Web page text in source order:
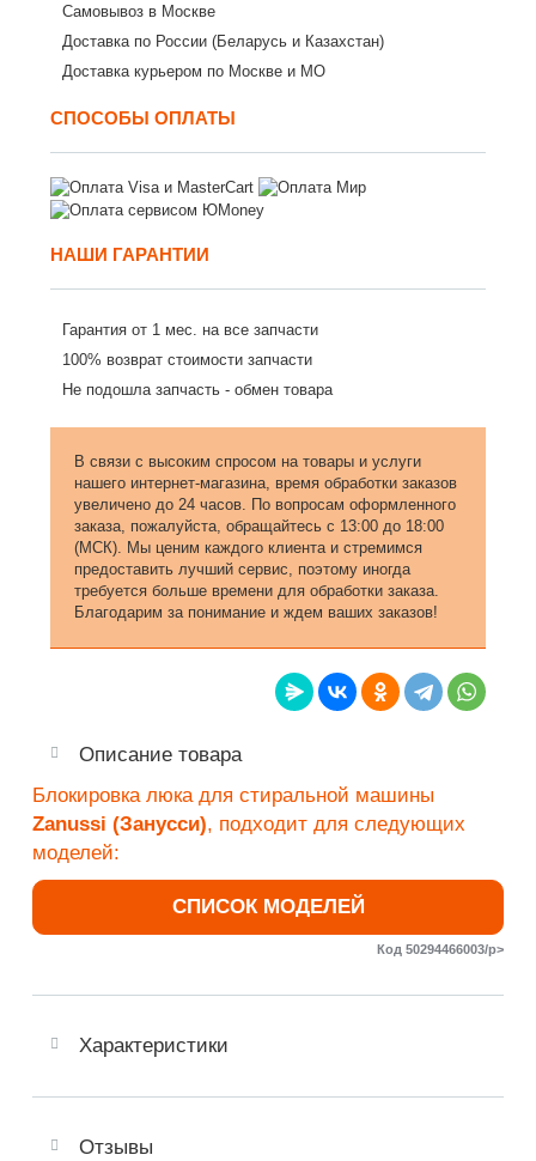
Самовывоз в Москве
Доставка по России (Беларусь и Казахстан)
Доставка курьером по Москве и МО
СПОСОБЫ ОПЛАТЫ
НАШИ ГАРАНТИИ
Гарантия от 1 мес. на все запчасти
100% возврат стоимости запчасти
Не подошла запчасть - обмен товара
В связи с высоким спросом на товары и услуги
нашего интернет-магазина, время обработки заказов
увеличено до 24 часов. По вопросам оформленного
заказа, пожалуйста, обращайтесь с 13:00 до 18:00
(МСК). Мы ценим каждого клиента и стремимся
предоставить лучший сервис, поэтому иногда
требуется больше времени для обработки заказа.
Благодарим за понимание и ждем ваших заказов!
Описание товара
Блокировка люка для стиральной машины
Zanussi (Занусси), подходит для следующих
моделей:
СПИСОК МОДЕЛЕЙ
Код 50294466003/p>
Характеристики
Отзывы